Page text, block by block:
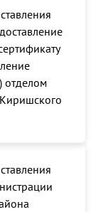
отделом